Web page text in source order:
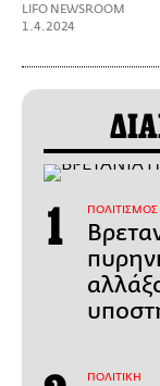
LIFO NEWSROOM
1.4.2024
ΠΟΛΙΤΙΣΜΟΣ
ΠΟΛΙΤΙΚΗ